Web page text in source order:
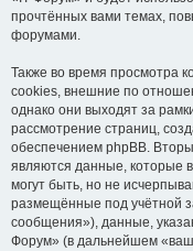
прочтённых вами темах,
форумами.
Также во время просмотра
cookies, внешние по
однако они выходят за
рассмотрение страниц,
обеспечением phpBB.
являются данные, которые
могут быть, но не
размещённые под учётной
сообщения»), данные,
Форум» (в дальнейшем